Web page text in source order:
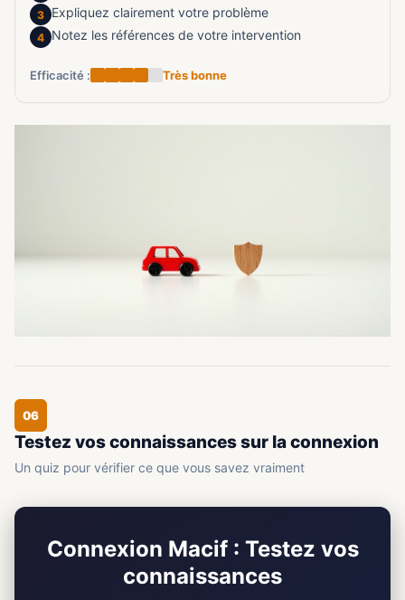
3 Expliquez clairement votre problème
4 Notez les références de votre intervention
Efficacité : Très bonne
06
Testez vos connaissances sur la connexion
Un quiz pour vérifier ce que vous savez vraiment
Connexion Macif : Testez vos
connaissances